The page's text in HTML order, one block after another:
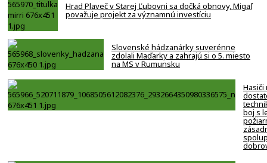
Hrad Plaveč v Starej Ľubovni sa dočká obnovy, Migaľ
považuje projekt za významnú investíciu
Slovenské hádzanárky suverénne
zdolali Maďarky a zahrajú si o 5. miesto
na MS v Rumunsku
Hasiči
boj s